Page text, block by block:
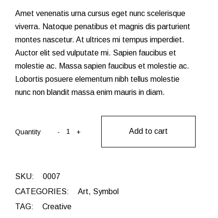
Amet venenatis urna cursus eget nunc scelerisque
viverra. Natoque penatibus et magnis dis parturient
montes nascetur. At ultrices mi tempus imperdiet.
Auctor elit sed vulputate mi. Sapien faucibus et
molestie ac. Massa sapien faucibus et molestie ac.
Lobortis posuere elementum nibh tellus molestie
nunc non blandit massa enim mauris in diam.
Abstract art quantity
Quantity Add to cart
SKU:
0007
CATEGORIES:
Art, Symbol
TAG:
Creative